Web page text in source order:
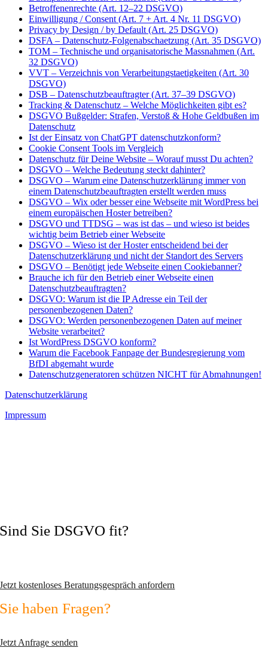
Betroffenenrechte (Art. 12–22 DSGVO)
Einwilligung / Consent (Art. 7 + Art. 4 Nr. 11 DSGVO)
Privacy by Design / by Default (Art. 25 DSGVO)
DSFA – Datenschutz-Folgenabschaetzung (Art. 35 DSGVO)
TOM – Technische und organisatorische Massnahmen (Art.
32 DSGVO)
VVT – Verzeichnis von Verarbeitungstaetigkeiten (Art. 30
DSGVO)
DSB – Datenschutzbeauftragter (Art. 37–39 DSGVO)
Tracking & Datenschutz – Welche Möglichkeiten gibt es?
DSGVO Bußgelder: Strafen, Verstoß & Hohe Geldbußen im
Datenschutz
Ist der Einsatz von ChatGPT datenschutzkonform?
Cookie Consent Tools im Vergleich
Datenschutz für Deine Website – Worauf musst Du achten?
DSGVO – Welche Bedeutung steckt dahinter?
DSGVO – Warum eine Datenschutzerklärung immer von
einem Datenschutzbeauftragten erstellt werden muss
DSGVO – Wix oder besser eine Webseite mit WordPress bei
einem europäischen Hoster betreiben?
DSGVO und TTDSG – was ist das – und wieso ist beides
wichtig beim Betrieb einer Webseite
DSGVO – Wieso ist der Hoster entscheidend bei der
Datenschutzerklärung und nicht der Standort des Servers
DSGVO – Benötigt jede Webseite einen Cookiebanner?
Brauche ich für den Betrieb einer Webseite einen
Datenschutzbeauftragten?
DSGVO: Warum ist die IP Adresse ein Teil der
personenbezogenen Daten?
DSGVO: Werden personenbezogenen Daten auf meiner
Website verarbeitet?
Ist WordPress DSGVO konform?
Warum die Facebook Fanpage der Bundesregierung vom
BfDI abgemaht wurde
Datenschutzgeneratoren schützen NICHT für Abmahnungen!
Datenschutzerklärung
Impressum
Sind Sie DSGVO fit?
Jetzt kostenloses Beratungsgespräch anfordern
Sie haben Fragen?
Jetzt Anfrage senden